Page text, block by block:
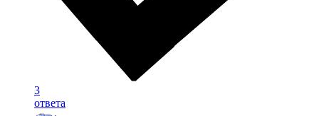
3
ответа